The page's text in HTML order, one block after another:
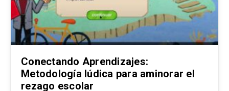
Conectando Aprendizajes:
Metodología lúdica para aminorar el
rezago escolar